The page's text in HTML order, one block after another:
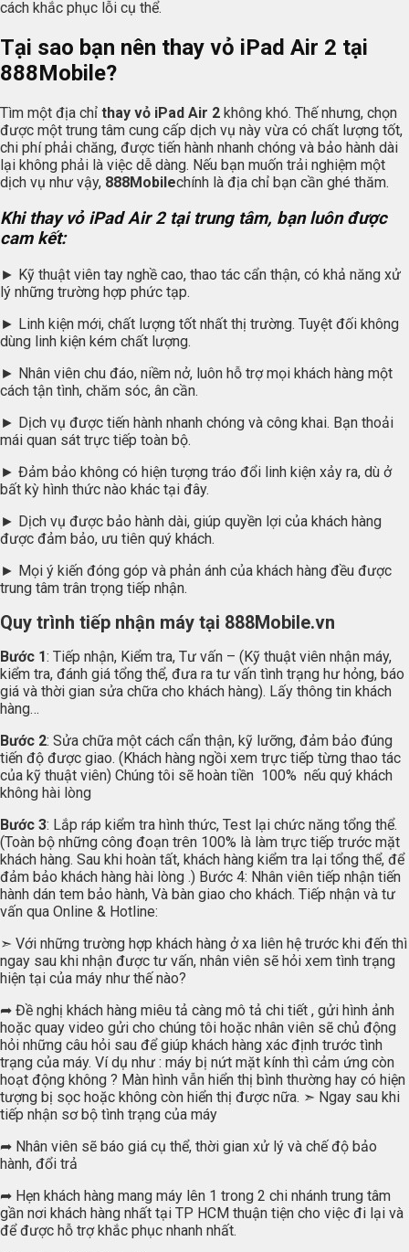
cách khắc phục lỗi cụ thể.
Tại sao bạn nên thay vỏ iPad Air 2 tại
888Mobile?
Tìm một địa chỉ thay vỏ iPad Air 2 không khó. Thế nhưng, chọn
được một trung tâm cung cấp dịch vụ này vừa có chất lượng tốt,
chi phí phải chăng, được tiến hành nhanh chóng và bảo hành dài
lại không phải là việc dễ dàng. Nếu bạn muốn trải nghiệm một
dịch vụ như vậy, 888Mobilechính là địa chỉ bạn cần ghé thăm.
Khi thay vỏ iPad Air 2 tại trung tâm, bạn luôn được
cam kết:
► Kỹ thuật viên tay nghề cao, thao tác cẩn thận, có khả năng xử
lý những trường hợp phức tạp.
► Linh kiện mới, chất lượng tốt nhất thị trường. Tuyệt đối không
dùng linh kiện kém chất lượng.
► Nhân viên chu đáo, niềm nở, luôn hỗ trợ mọi khách hàng một
cách tận tình, chăm sóc, ân cần.
► Dịch vụ được tiến hành nhanh chóng và công khai. Bạn thoải
mái quan sát trực tiếp toàn bộ.
► Đảm bảo không có hiện tượng tráo đổi linh kiện xảy ra, dù ở
bất kỳ hình thức nào khác tại đây.
► Dịch vụ được bảo hành dài, giúp quyền lợi của khách hàng
được đảm bảo, ưu tiên quý khách.
► Mọi ý kiến đóng góp và phản ánh của khách hàng đều được
trung tâm trân trọng tiếp nhận.
Quy trình tiếp nhận máy tại 888Mobile.vn
Bước 1: Tiếp nhận, Kiểm tra, Tư vấn – (Kỹ thuật viên nhận máy,
kiểm tra, đánh giá tổng thể, đưa ra tư vấn tình trạng hư hỏng, báo
giá và thời gian sửa chữa cho khách hàng). Lấy thông tin khách
hàng…
Bước 2: Sửa chữa một cách cẩn thận, kỹ lưỡng, đảm bảo đúng
tiến độ được giao. (Khách hàng ngồi xem trực tiếp từng thao tác
của kỹ thuật viên) Chúng tôi sẽ hoàn tiền 100% nếu quý khách
không hài lòng
Bước 3: Lắp ráp kiểm tra hình thức, Test lại chức năng tổng thể.
(Toàn bộ những công đoạn trên 100% là làm trực tiếp trước mặt
khách hàng. Sau khi hoàn tất, khách hàng kiểm tra lại tổng thể, để
đảm bảo khách hàng hài lòng .) Bước 4: Nhân viên tiếp nhận tiến
hành dán tem bảo hành, Và bàn giao cho khách. Tiếp nhận và tư
vấn qua Online & Hotline:
➣ Với những trường hợp khách hàng ở xa liên hệ trước khi đến thì
ngay sau khi nhận được tư vấn, nhân viên sẽ hỏi xem tình trạng
hiện tại của máy như thế nào?
➦ Đề nghị khách hàng miêu tả càng mô tả chi tiết , gửi hình ảnh
hoặc quay video gửi cho chúng tôi hoặc nhân viên sẽ chủ động
hỏi những câu hỏi sau để giúp khách hàng xác định trước tình
trạng của máy. Ví dụ như : máy bị nứt mặt kính thì cảm ứng còn
hoạt động không ? Màn hình vẫn hiển thị bình thường hay có hiện
tượng bị sọc hoặc không còn hiển thị được nữa. ➣ Ngay sau khi
tiếp nhận sơ bộ tình trạng của máy
➦ Nhân viên sẽ báo giá cụ thể, thời gian xử lý và chế độ bảo
hành, đổi trả
➦ Hẹn khách hàng mang máy lên 1 trong 2 chi nhánh trung tâm
gần nơi khách hàng nhất tại TP HCM thuận tiện cho việc đi lại và
để được hỗ trợ khắc phục nhanh nhất.